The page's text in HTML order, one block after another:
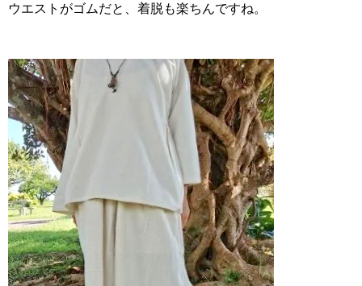
ウエストがゴムだと、着脱も楽ちんですね。